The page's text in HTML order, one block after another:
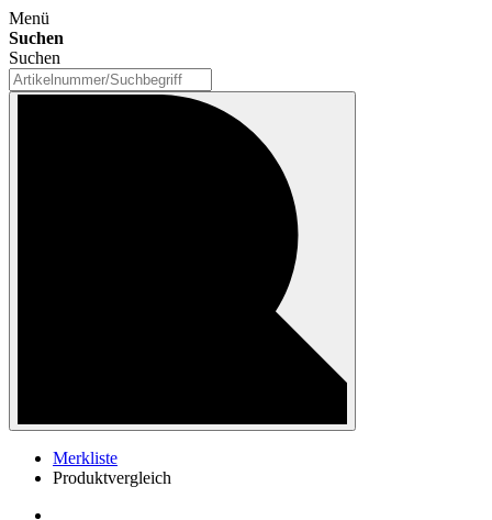
Menü
Suchen
Suchen
Merkliste
Produktvergleich